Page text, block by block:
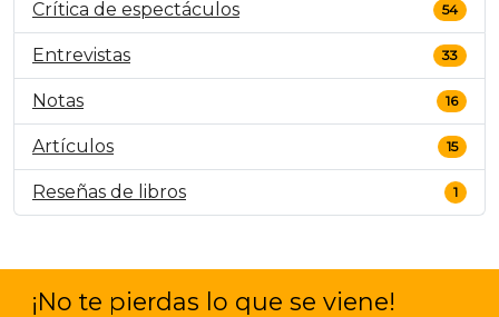
Crítica de espectáculos 54
Entrevistas 33
Notas 16
Artículos 15
Reseñas de libros 1
¡No te pierdas lo que se viene!